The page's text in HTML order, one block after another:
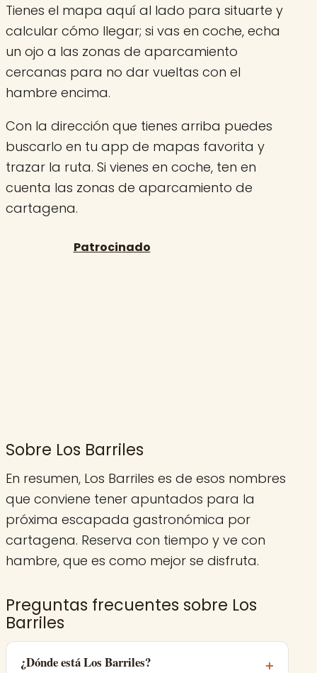
Tienes el mapa aquí al lado para situarte y
calcular cómo llegar; si vas en coche, echa
un ojo a las zonas de aparcamiento
cercanas para no dar vueltas con el
hambre encima.
Con la dirección que tienes arriba puedes
buscarlo en tu app de mapas favorita y
trazar la ruta. Si vienes en coche, ten en
cuenta las zonas de aparcamiento de
cartagena.
Sobre Los Barriles
En resumen, Los Barriles es de esos nombres
que conviene tener apuntados para la
próxima escapada gastronómica por
cartagena. Reserva con tiempo y ve con
hambre, que es como mejor se disfruta.
Preguntas frecuentes sobre Los
Barriles
¿Dónde está Los Barriles?